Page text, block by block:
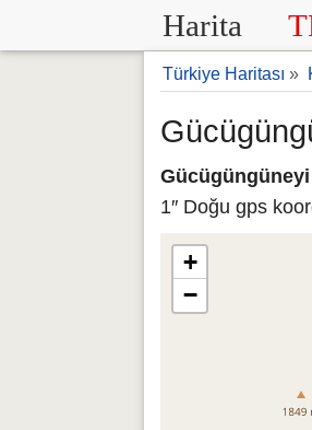
Harita
Türkiye Haritası »
Gücügüngüneyi
1″ Doğu gps
+
−